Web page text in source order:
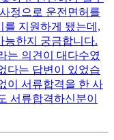
정으로 운전면허를
를 지원하게 됐는데,
능한지 궁금합니다.
는 의견이 대다수였
다는 답변이 있었습
이 서류합격을 한 사
서류합격하신분이